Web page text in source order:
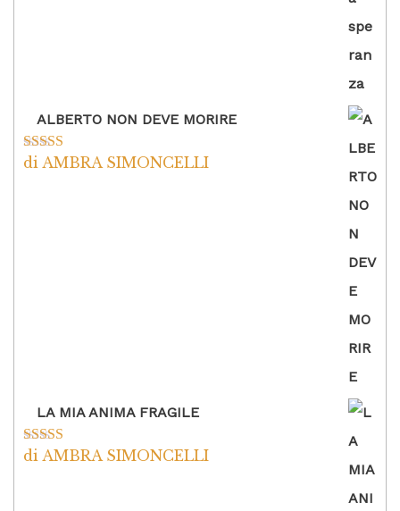
ALBERTO NON DEVE MORIRE
Valutato5su
di AMBRA SIMONCELLI
LA MIA ANIMA FRAGILE
Valutato5su
di AMBRA SIMONCELLI